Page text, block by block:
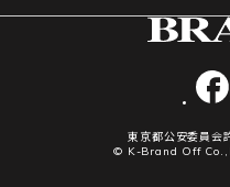
東京都公安委員
© K-Brand Off